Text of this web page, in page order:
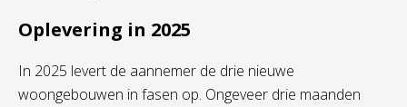
Oplevering in 2025
In 2025 levert de aannemer de drie nieuwe
woongebouwen in fasen op. Ongeveer drie maanden